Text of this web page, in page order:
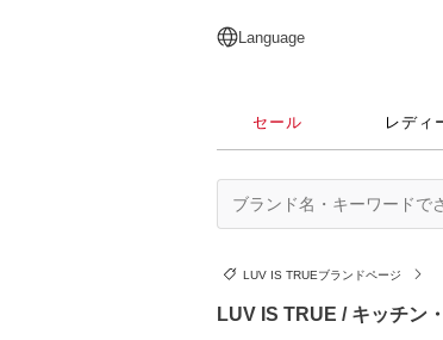
日本語
English
简体中文
繁體中文
Language
セール レディ
LUV IS TRUEブランドページ
LUV IS TRUE / キッチン